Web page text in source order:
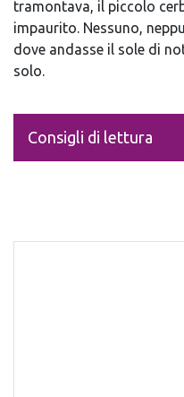
tramontava, il piccolo
impaurito. Nessuno,
dove andasse il sole di
solo.
Consigli di lettura